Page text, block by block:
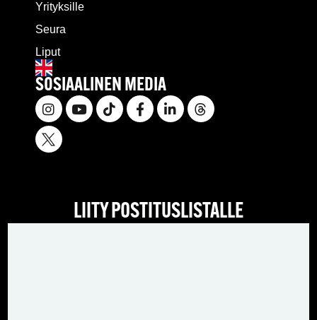
Yrityksille
Seura
Liput
SOSIAALINEN MEDIA
LIITY POSTITUSLISTALLE